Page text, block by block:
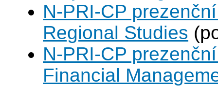
N-PRI-CP
Regional Studies
N-PRI-CP
Financial